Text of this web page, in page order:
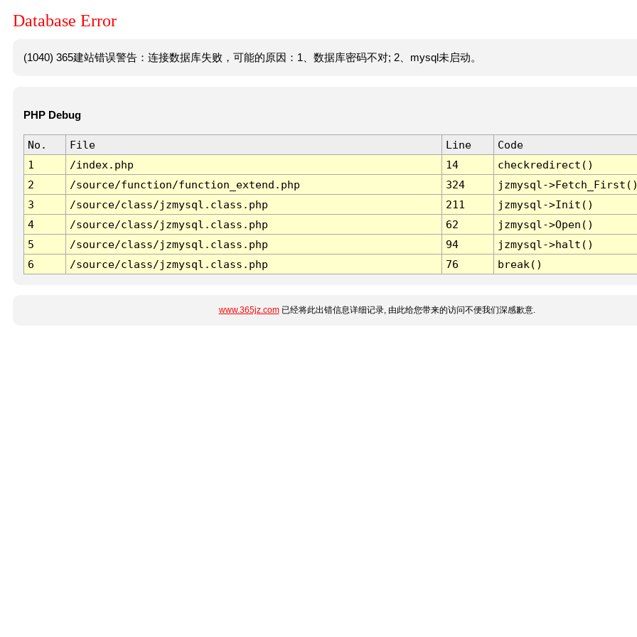
Database Error
(1040) 365建站错误警告：连接数据库失败，可能的原因：1、数据库密码不对; 2、mysql未启动。
PHP Debug
No. File Line
Code
1
/index.php 14
checkredirect()
2
/source/function/function_extend.php 324
jzmysql-
3
/source/class/jzmysql.class.php 211
jzmysql->Init()
4
/source/class/jzmysql.class.php 62
jzmysql->Open()
5
/source/class/jzmysql.class.php 94
jzmysql->halt()
6
/source/class/jzmysql.class.php 76 break()
www.365jz.com已经将此出错信息详细记录, 由此给您带来的访问不便我们深感歉意.